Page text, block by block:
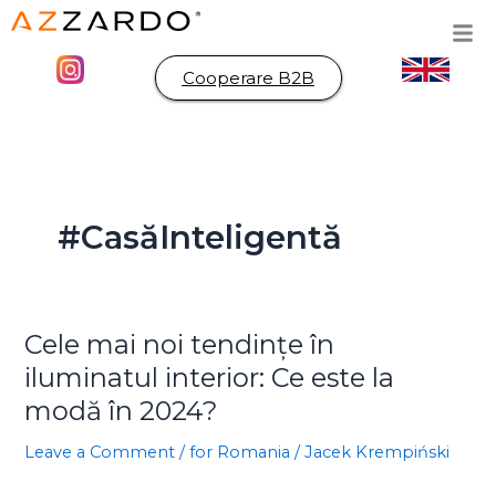
Skip
content
Cooperare B2B
#CasăInteligentă
Cele mai noi tendințe în
iluminatul interior: Ce este la
modă în 2024?
Leave a Comment /for Romania /Jacek Krempiński
Cele
mai
noi
tendințe
în